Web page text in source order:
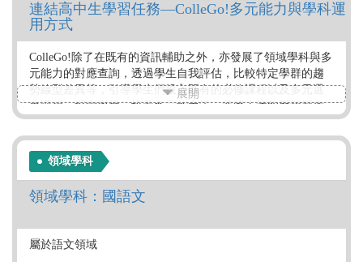
職場人士 資訊學群 大眾傳播學群 職場經驗談
連結高中生學習任務—ColleGo!多元能力與學科運
用方式
ColleGo!除了在既有的資訊輔助之外，亦發展了領域學科與多
元能力的對應查詢，透過學生自我評估，比較特定學群的趨
勢線型差異等，引導學生們投入既有的必修課程以及多元選
修課程、探索學群、培養多元能力等，並將上述的歷程製作
成學習檔案。
標籤：
ColleGo!運用
展開
領域學科
領域學科：國語文
屬於語文領域